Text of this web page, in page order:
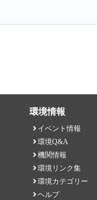
環境情報
イベント情報
環境Q&A
機関情報
環境リンク集
環境カテゴリー
ヘルプ